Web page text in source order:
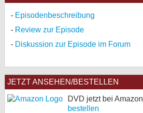
Episodenbeschreibung
Review zur Episode
Diskussion zur Episode im Forum
JETZT ANSEHEN/BESTELLEN
DVD jetzt bei Amazon
bestellen